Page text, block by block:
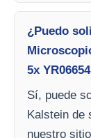
¿Puedo
5x
Sí, puede
Kalstein de
nuestro